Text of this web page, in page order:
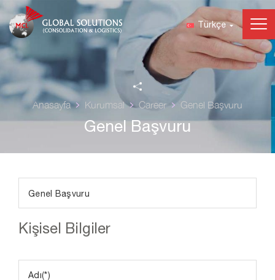
Türkçe
Anasayfa Kurumsal Career Genel Başvuru
Genel Başvuru
Kişisel Bilgiler